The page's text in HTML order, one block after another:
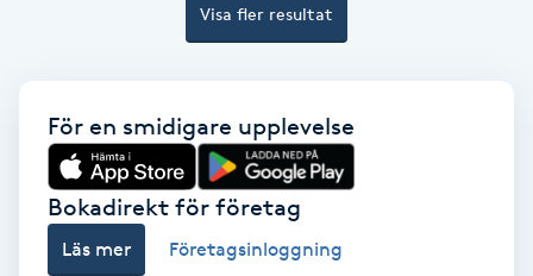
Radiofrekvens
Rakning
Visa fler resultat
För en smidigare upplevelse
Bokadirekt för företag
Läs mer Företagsinloggning